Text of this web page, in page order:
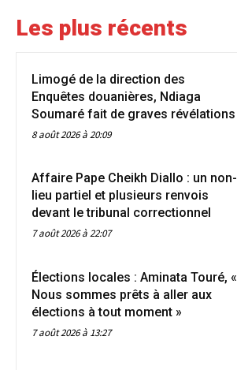
Les plus récents
Limogé de la direction des
Enquêtes douanières, Ndiaga
Soumaré fait de graves révélations
8 août 2026 à 20:09
Affaire Pape Cheikh Diallo : un non-
lieu partiel et plusieurs renvois
devant le tribunal correctionnel
7 août 2026 à 22:07
Élections locales : Aminata Touré, «
Nous sommes prêts à aller aux
élections à tout moment »
7 août 2026 à 13:27